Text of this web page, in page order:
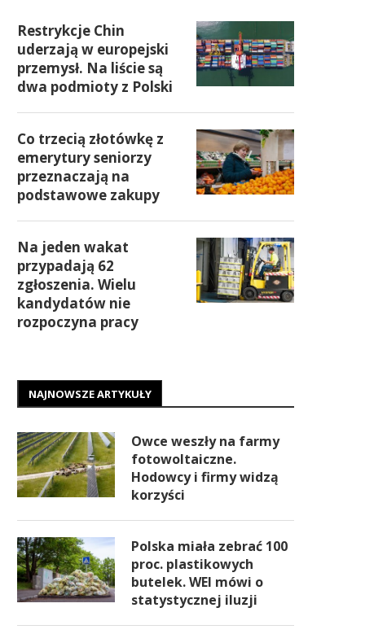
Restrykcje Chin
uderzają w europejski
przemysł. Na liście są
dwa podmioty z Polski
Co trzecią złotówkę z
emerytury seniorzy
przeznaczają na
podstawowe zakupy
Na jeden wakat
przypadają 62
zgłoszenia. Wielu
kandydatów nie
rozpoczyna pracy
NAJNOWSZE ARTYKUŁY
Owce weszły na farmy
fotowoltaiczne.
Hodowcy i firmy widzą
korzyści
Polska miała zebrać 100
proc. plastikowych
butelek. WEI mówi o
statystycznej iluzji